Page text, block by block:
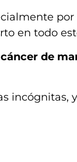
en todo
de